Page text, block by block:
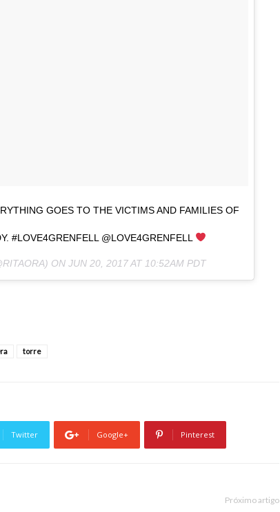
GOES TO THE VICTIMS AND FAMILIES OF
#LOVE4GRENFELL @LOVE4GRENFELL
ON JUN 20, 2017 AT 10:52AM PDT
torre
Twitter Google+ Pinterest
Próximo artigo